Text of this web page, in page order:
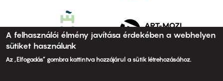
A felhasználói élmény javítása érdekében a webhelyen
sütiket használunk
Az „Elfogadás” gombra kattintva hozzájárul a sütik létrehozásához.